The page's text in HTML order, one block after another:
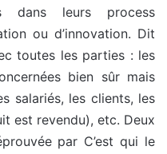
dans leurs process
ou d’innovation. Dit
toutes les parties : les
bien sûr mais
salariés, les clients, les
est revendu), etc. Deux
par C’est qui le